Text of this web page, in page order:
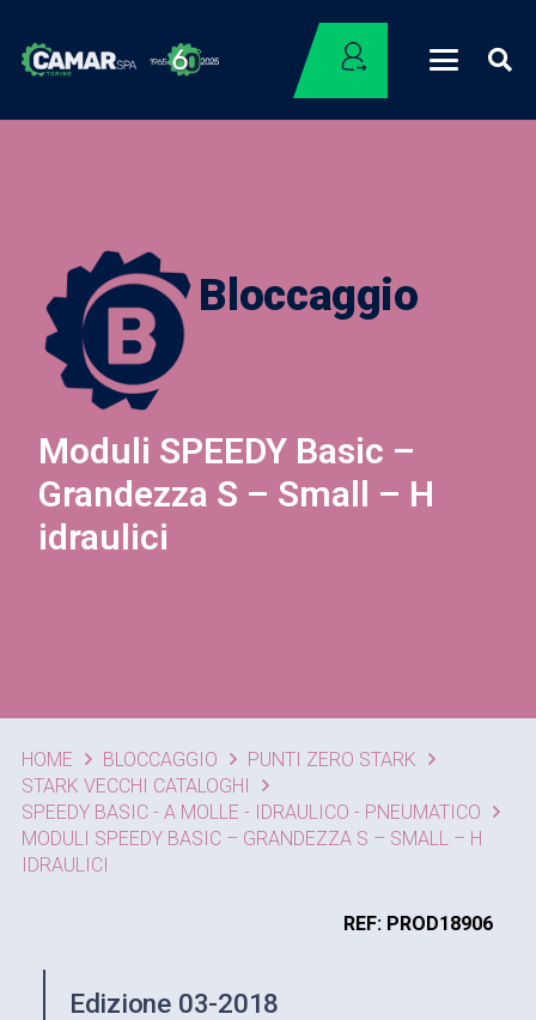
Bloccaggio
Moduli SPEEDY Basic –
Grandezza S – Small – H
idraulici
HOME BLOCCAGGIO
PUNTI ZERO STARK
STARK VECCHI CATALOGHI
SPEEDY BASIC - A MOLLE - IDRAULICO - PNEUMATICO
MODULI SPEEDY BASIC – GRANDEZZA S – SMALL – H
IDRAULICI
Edizione 03-2018
REF: PROD18906